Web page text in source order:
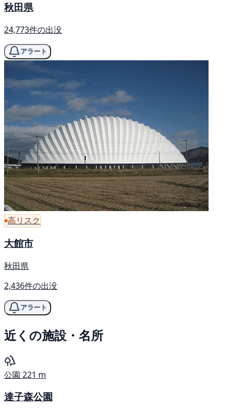
秋田県
24,773件の出没
アラート
高リスク
大館市
秋田県
2,436件の出没
アラート
近くの施設・名所
公園 221 m
達子森公園